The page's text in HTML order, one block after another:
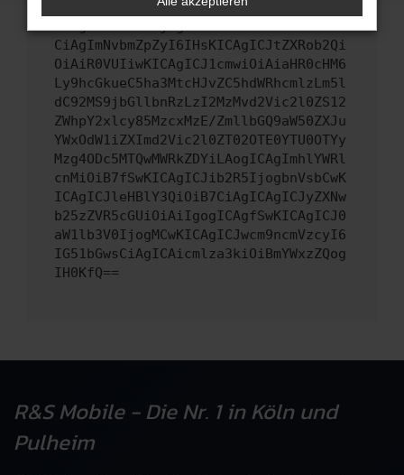
ewogICJuYW1lIjogIk5ldHdvcmtFcnJvciIs
CiAgImNvbmZpZyI6IHsKICAgICJtZXRob2Qi
OiAiR0VUIiwKICAgICJ1cmwiOiAiaHR0cHM6
Ly9hcGkueC5ha3MtcHJvZC5hdWRhcmlzLm5l
dC92MS9jbGllbnRzLzI2MzMvd2Vic2l0ZS12
ZWhpY2xlcy85MzcxMzE/ZmllbGQ9aW50ZXJu
YWxOdW1iZXImd2Vic2l0ZT02OTE0YTU0OTYy
Mzg4ODc5MTQwMWRkZDYiLAogICAgImhlYWRl
cnMiOiB7fSwKICAgICJib2R5IjogbnVsbCwK
ICAgICJleHBlY3QiOiB7CiAgICAgICJyZXNw
b25zZVR5cGUiOiAiIgogICAgfSwKICAgICJ0
aW1lb3V0IjogMCwKICAgICJwcm9ncmVzcyI6
IG51bGwsCiAgICAicmlza3kiOiBmYWxzZQog
IH0KfQ==
R&S Mobile - Die Nr. 1 in Köln und
Pulheim